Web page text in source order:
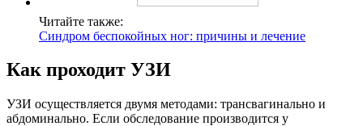
Читайте также:
Синдром беспокойных ног: причины и лечение
Как проходит УЗИ
УЗИ осуществляется двумя методами: трансвагинально и
абдоминально. Если обследование производится у